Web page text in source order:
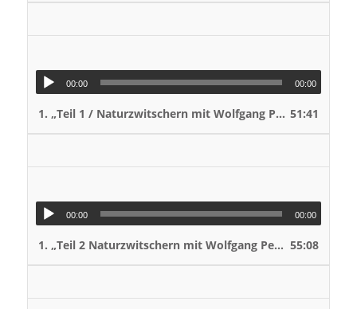
00:00 00:00
1. „Teil 1 / Naturzwitschern mit Wolfgang Peham / Wildniswissen“ 51:41
00:00 00:00
1. „Teil 2 Naturzwitschern mit Wolfgang Peham / Wildniswissen“ 55:08